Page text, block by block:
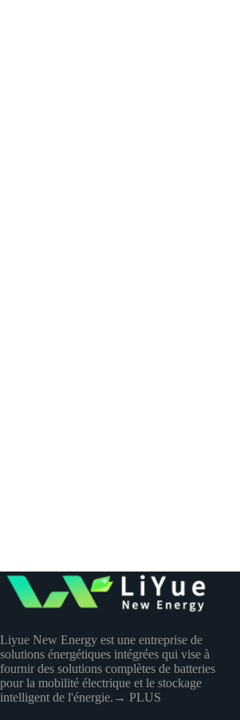
Liyue New Energy est une entreprise de
solutions énergétiques intégrées qui vise à
fournir des solutions complètes de batteries
pour la mobilité électrique et le stockage
intelligent de l'énergie. → PLUS